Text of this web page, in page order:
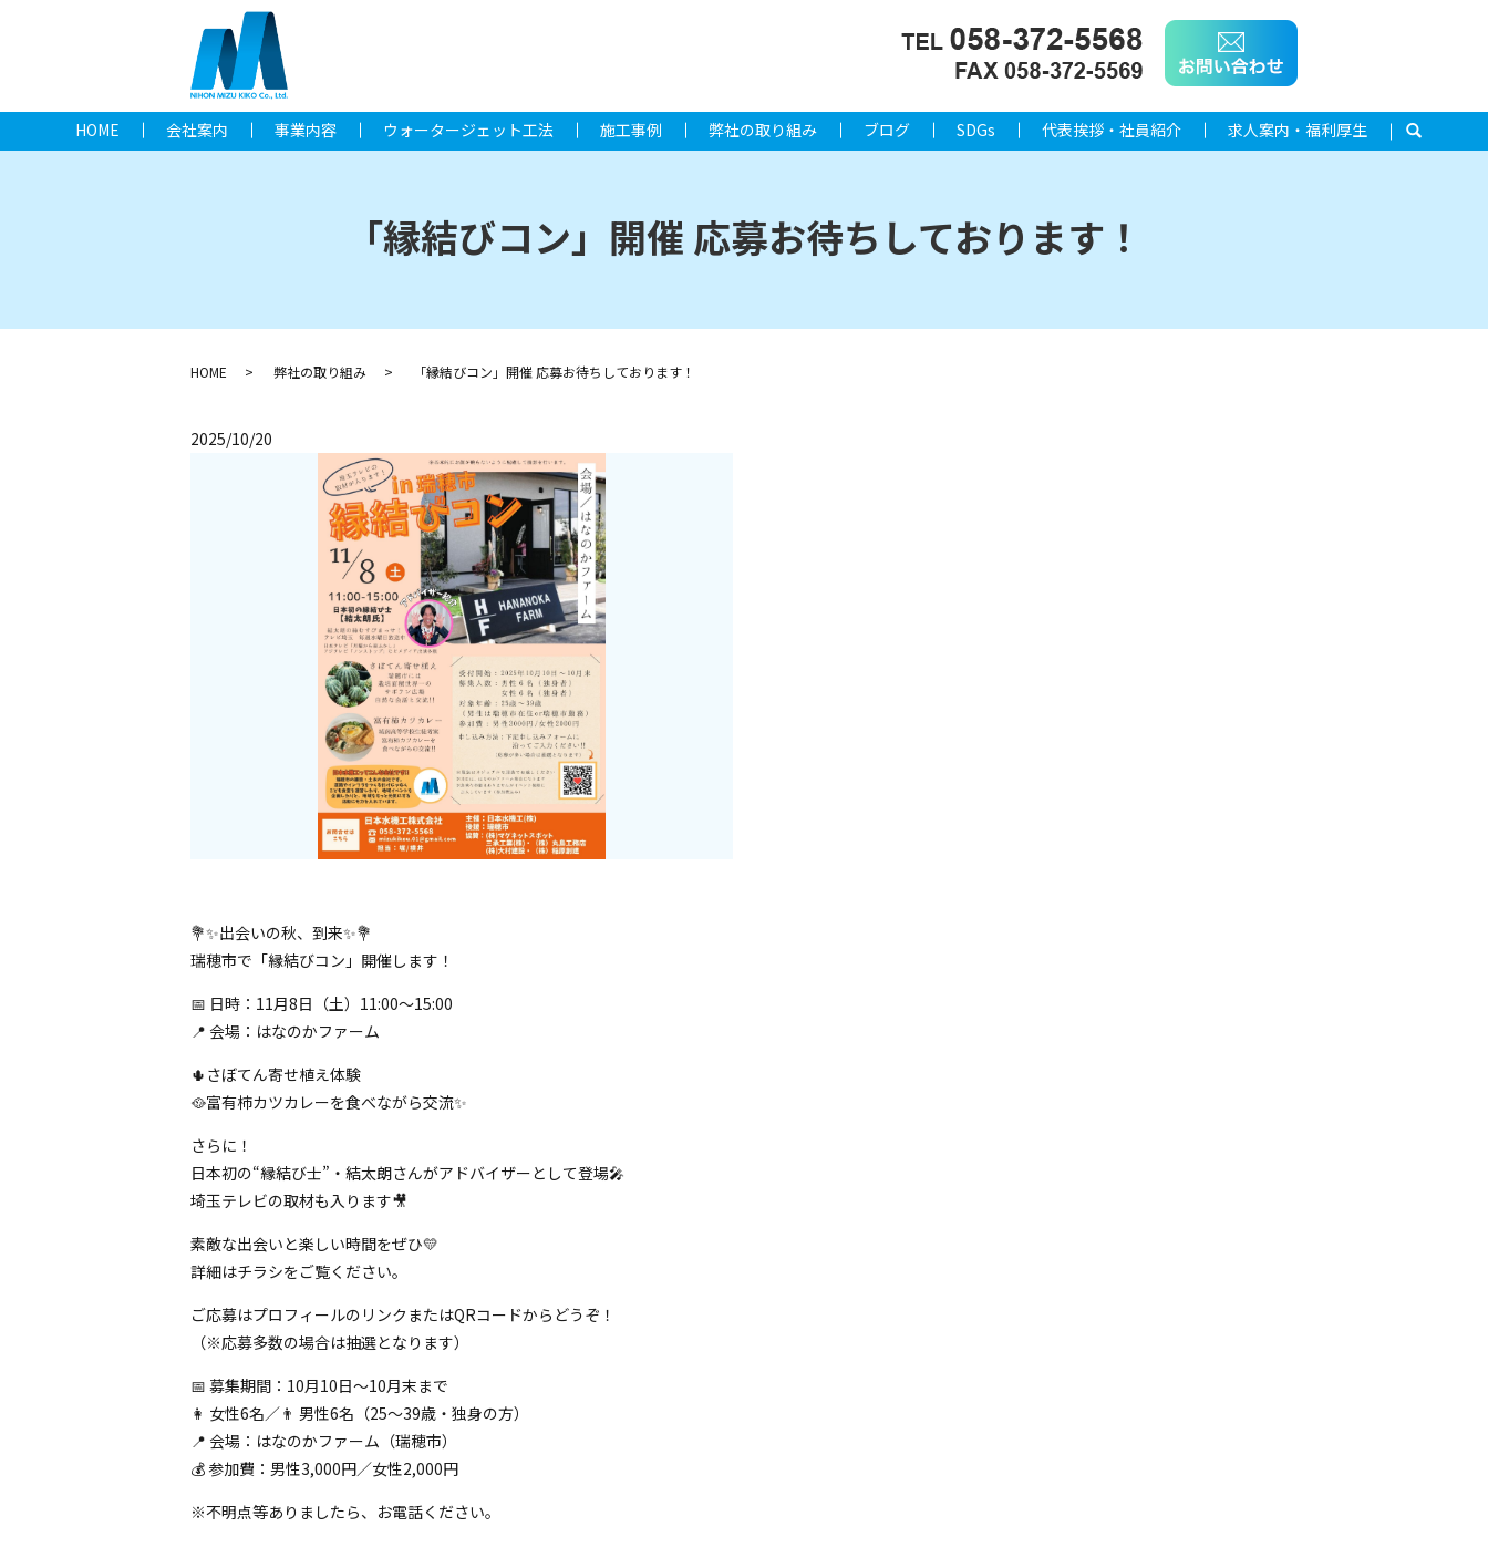
HOME 会社案内 事業内容 ウォータージェット工法 施工事例 弊社の取り組み ブログ SDGs 代表挨拶・社員紹介 求人案内・福利厚生 search
「縁結びコン」開催 応募お待ちしております！
HOME 弊社の取り組み 「縁結びコン」開催 応募お待ちしております！
2025/10/20
💐✨出会いの秋、到来✨💐
瑞穂市で「縁結びコン」開催します！
📅 日時：11月8日（土）11:00〜15:00
📍 会場：はなのかファーム
🌵さぼてん寄せ植え体験
🥘富有柿カツカレーを食べながら交流✨
さらに！
日本初の“縁結び士”・結太朗さんがアドバイザーとして登場🎤
埼玉テレビの取材も入ります🎥
素敵な出会いと楽しい時間をぜひ💛
詳細はチラシをご覧ください。
ご応募はプロフィールのリンクまたはQRコードからどうぞ！
（※応募多数の場合は抽選となります）
📅 募集期間：10月10日〜10月末まで
👩 女性6名／👨 男性6名（25〜39歳・独身の方）
📍 会場：はなのかファーム（瑞穂市）
💰 参加費：男性3,000円／女性2,000円
※不明点等ありましたら、お電話ください。